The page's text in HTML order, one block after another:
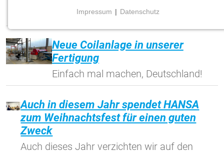
guter Laune. Die Veranstaltung bot…
Neue Coilanlage in unserer
Fertigung
Einfach mal machen, Deutschland!
Auch in diesem Jahr spendet HANSA
zum Weihnachtsfest für einen guten
Zweck
Auch dieses Jahr verzichten wir auf den
Funktionen und sind für die einwandfreie Funktion
der Website erforderlich.
Einverständnis-Cookie
Name:
cookie_consent
Zweck:
Dieser Cookie speichert die ausgewählten
Impressum | Datenschutz